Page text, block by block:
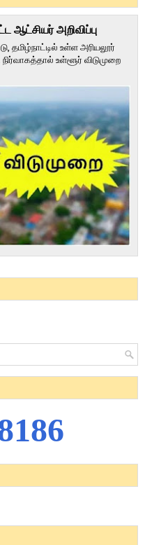
ஆட்சியர் அறிவிப்பு
தமிழ்நாட்டில் உள்ள அரியலூர்
உள்ளூர் விடுமுறை
186